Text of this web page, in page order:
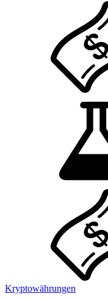
Kryptowährungen